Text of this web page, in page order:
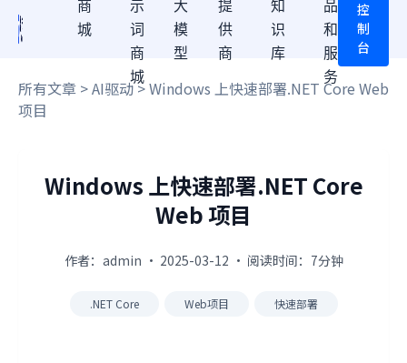
商
城
示
词
商
城
大
模
型
提
供
商
知
识
库
品
和
服
务
控
制
台
所有文章 >AI驱动> Windows 上快速部署.NET Core Web
项目
Windows 上快速部署.NET Core
Web 项目
作者：admin · 2025-03-12 · 阅读时间：7分钟
.NET Core Web项目 快速部署